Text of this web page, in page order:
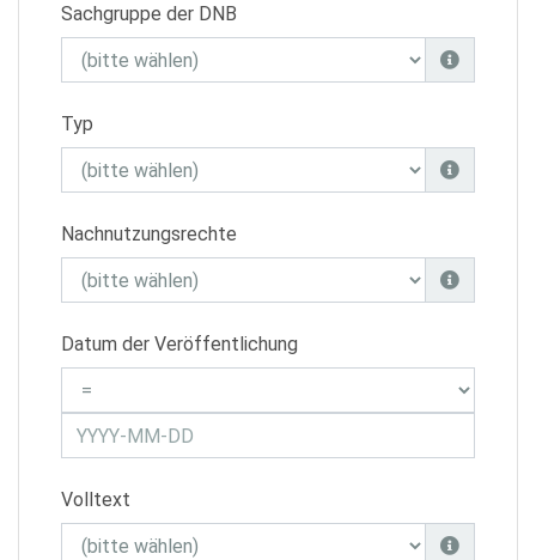
Sachgruppe der DNB
Typ
Nachnutzungsrechte
Datum der Veröffentlichung
Volltext